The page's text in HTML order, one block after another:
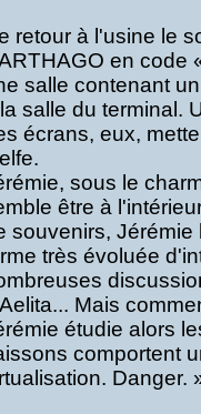
retour à l'usine le
en code
salle contenant
salle du terminal.
écrans, eux,
sous le
être à
souvenirs,
très évoluée
Mais
étudie alors
comportent
Danger.